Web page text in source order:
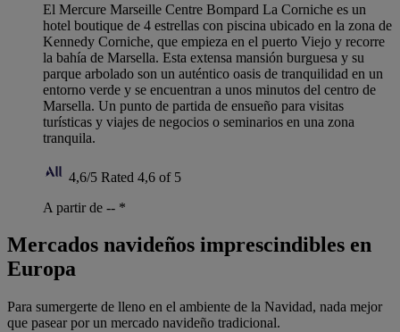
El Mercure Marseille Centre Bompard La Corniche es un
hotel boutique de 4 estrellas con piscina ubicado en la zona de
Kennedy Corniche, que empieza en el puerto Viejo y recorre
la bahía de Marsella. Esta extensa mansión burguesa y su
parque arbolado son un auténtico oasis de tranquilidad en un
entorno verde y se encuentran a unos minutos del centro de
Marsella. Un punto de partida de ensueño para visitas
turísticas y viajes de negocios o seminarios en una zona
tranquila.
4,6/5 Rated 4,6 of 5
A partir de -- *
Mercados navideños imprescindibles en
Europa
Para sumergerte de lleno en el ambiente de la Navidad, nada mejor
que pasear por un mercado navideño tradicional.